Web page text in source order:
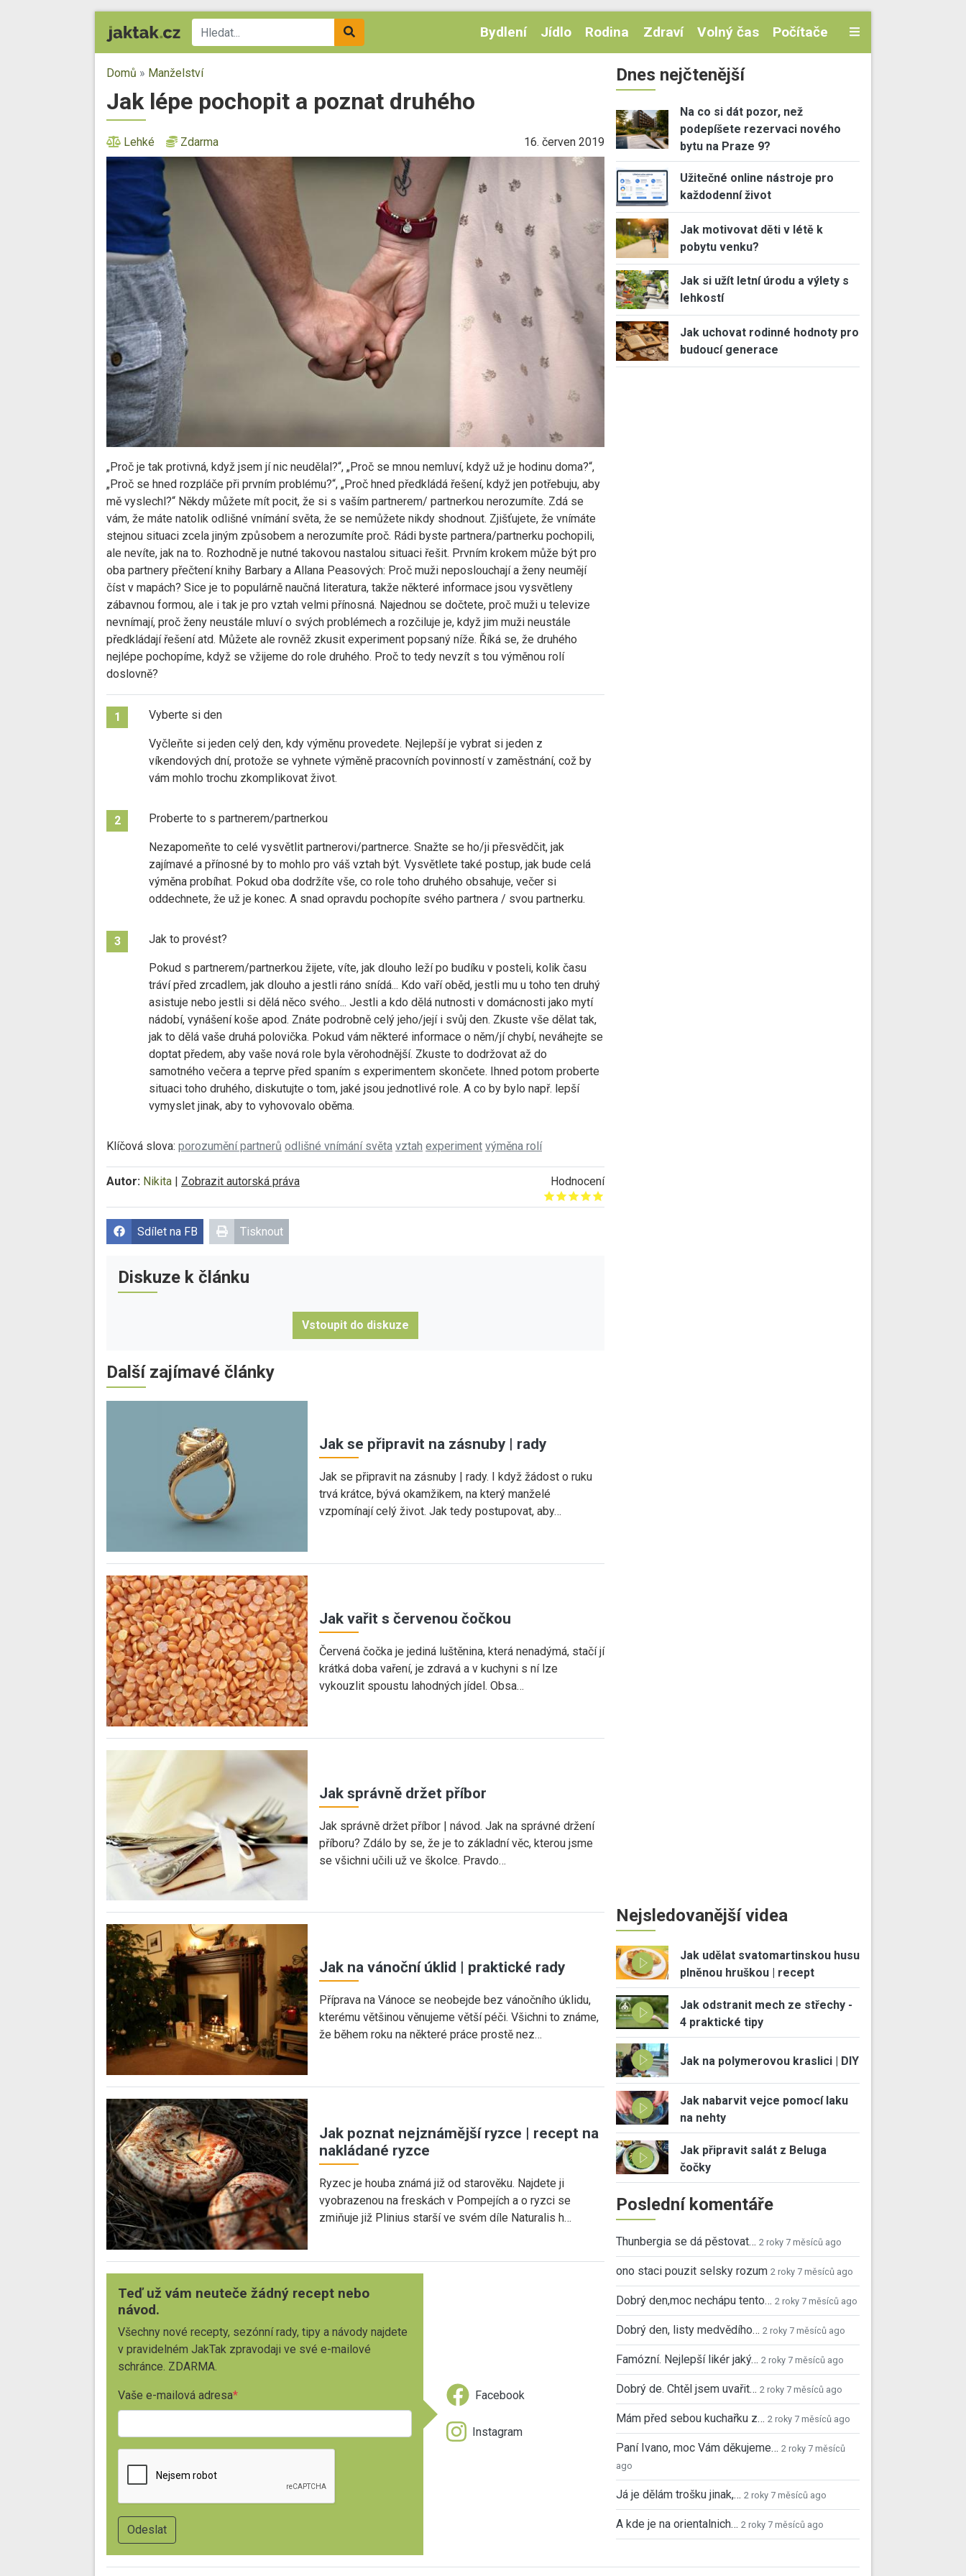
Bydlení Jídlo Rodina Zdraví Volný čas Počítače
Domů » Manželství
Jak lépe pochopit a poznat druhého
Lehké Zdarma 16. červen 2019
„Proč je tak protivná, když jsem jí nic neudělal?“, „Proč se mnou nemluví, když už je hodinu doma?“,
„Proč se hned rozpláče při prvním problému?“, „Proč hned předkládá řešení, když jen potřebuju, aby
mě vyslechl?“ Někdy můžete mít pocit, že si s vaším partnerem/ partnerkou nerozumíte. Zdá se
vám, že máte natolik odlišné vnímání světa, že se nemůžete nikdy shodnout. Zjišťujete, že vnímáte
stejnou situaci zcela jiným způsobem a nerozumíte proč. Rádi byste partnera/partnerku pochopili,
ale nevíte, jak na to. Rozhodně je nutné takovou nastalou situaci řešit. Prvním krokem může být pro
oba partnery přečtení knihy Barbary a Allana Peasových: Proč muži neposlouchají a ženy neumějí
číst v mapách? Sice je to populárně naučná literatura, takže některé informace jsou vysvětleny
zábavnou formou, ale i tak je pro vztah velmi přínosná. Najednou se dočtete, proč muži u televize
nevnímají, proč ženy neustále mluví o svých problémech a rozčiluje je, když jim muži neustále
předkládají řešení atd. Můžete ale rovněž zkusit experiment popsaný níže. Říká se, že druhého
nejlépe pochopíme, když se vžijeme do role druhého. Proč to tedy nevzít s tou výměnou rolí
doslovně?
1 Vyberte si den
Vyčleňte si jeden celý den, kdy výměnu provedete. Nejlepší je vybrat si jeden z
víkendových dní, protože se vyhnete výměně pracovních povinností v zaměstnání, což by
vám mohlo trochu zkomplikovat život.
2 Proberte to s partnerem/partnerkou
Nezapomeňte to celé vysvětlit partnerovi/partnerce. Snažte se ho/ji přesvědčit, jak
zajímavé a přínosné by to mohlo pro váš vztah být. Vysvětlete také postup, jak bude celá
výměna probíhat. Pokud oba dodržíte vše, co role toho druhého obsahuje, večer si
oddechnete, že už je konec. A snad opravdu pochopíte svého partnera / svou partnerku.
3 Jak to provést?
Pokud s partnerem/partnerkou žijete, víte, jak dlouho leží po budíku v posteli, kolik času
tráví před zrcadlem, jak dlouho a jestli ráno snídá... Kdo vaří oběd, jestli mu u toho ten druhý
asistuje nebo jestli si dělá něco svého... Jestli a kdo dělá nutnosti v domácnosti jako mytí
nádobí, vynášení koše apod. Znáte podrobně celý jeho/její i svůj den. Zkuste vše dělat tak,
jak to dělá vaše druhá polovička. Pokud vám některé informace o něm/jí chybí, neváhejte se
doptat předem, aby vaše nová role byla věrohodnější. Zkuste to dodržovat až do
samotného večera a teprve před spaním s experimentem skončete. Ihned potom proberte
situaci toho druhého, diskutujte o tom, jaké jsou jednotlivé role. A co by bylo např. lepší
vymyslet jinak, aby to vyhovovalo oběma.
Klíčová slova: porozumění partnerů odlišné vnímání světa vztah experiment výměna rolí
Autor: Nikita Zobrazit autorská práva
Hodnocení
Give it 1/5
Give it 2/5
Give it 3/5
Give it 4/5
Give it 5/5
Sdílet na FB Tisknout
Diskuze k článku
Vstoupit do diskuze
Další zajímavé články
Jak se připravit na zásnuby | rady
Jak se připravit na zásnuby | rady. I když žádost o ruku
trvá krátce, bývá okamžikem, na který manželé
vzpomínají celý život. Jak tedy postupovat, aby…
Jak vařit s červenou čočkou
Červená čočka je jediná luštěnina, která nenadýmá, stačí jí
krátká doba vaření, je zdravá a v kuchyni s ní lze
vykouzlit spoustu lahodných jídel. Obsa…
Jak správně držet příbor
Jak správně držet příbor | návod. Jak na správné držení
příboru? Zdálo by se, že je to základní věc, kterou jsme
se všichni učili už ve školce. Pravdo…
Jak na vánoční úklid | praktické rady
Příprava na Vánoce se neobejde bez vánočního úklidu,
kterému většinou věnujeme větší péči. Všichni to známe,
že během roku na některé práce prostě nez…
Jak poznat nejznámější ryzce | recept na
nakládané ryzce
Ryzec je houba známá již od starověku. Najdete ji
vyobrazenou na freskách v Pompejích a o ryzci se
zmiňuje již Plinius starší ve svém díle Naturalis h…
Teď už vám neuteče žádný recept nebo
návod.
Všechny nové recepty, sezónní rady, tipy a návody najdete
v pravidelném JakTak zpravodaji ve své e-mailové
schránce. ZDARMA.
Vaše e-mailová adresa Facebook
Instagram
Dnes nejčtenější
Na co si dát pozor, než
podepíšete rezervaci nového
bytu na Praze 9?
Užitečné online nástroje pro
každodenní život
Jak motivovat děti v létě k
pobytu venku?
Jak si užít letní úrodu a výlety s
lehkostí
Jak uchovat rodinné hodnoty pro
budoucí generace
Nejsledovanější videa
Jak udělat svatomartinskou husu
plněnou hruškou | recept
Jak odstranit mech ze střechy -
4 praktické tipy
Jak na polymerovou kraslici | DIY
Jak nabarvit vejce pomocí laku
na nehty
Jak připravit salát z Beluga
čočky
Poslední komentáře
Thunbergia se dá pěstovat… 2 roky 7 měsíců ago
ono staci pouzit selsky rozum 2 roky 7 měsíců ago
Dobrý den,moc nechápu tento… 2 roky 7 měsíců ago
Dobrý den, listy medvědího… 2 roky 7 měsíců ago
Famózní. Nejlepší likér jaký… 2 roky 7 měsíců ago
Dobrý de. Chtěl jsem uvařit… 2 roky 7 měsíců ago
Mám před sebou kuchařku z… 2 roky 7 měsíců ago
Paní Ivano, moc Vám děkujeme… 2 roky 7 měsíců
ago
Já je dělám trošku jinak,… 2 roky 7 měsíců ago
A kde je na orientalnich… 2 roky 7 měsíců ago